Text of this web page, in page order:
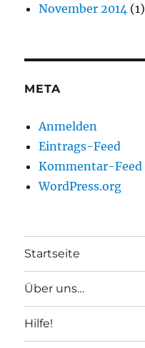
November 2014 (1)
META
Anmelden
Eintrags-Feed
Kommentar-Feed
WordPress.org
Startseite
Über uns…
Hilfe!